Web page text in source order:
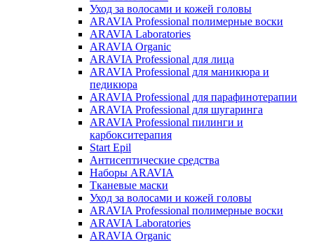
Уход за волосами и кожей головы
ARAVIA Professional полимерные воски
ARAVIA Laboratories
ARAVIA Organic
ARAVIA Professional для лица
ARAVIA Professional для маникюра и
педикюра
ARAVIA Professional для парафинотерапии
ARAVIA Professional для шугаринга
ARAVIA Professional пилинги и
карбокситерапия
Start Epil
Антисептические средства
Наборы ARAVIA
Тканевые маски
Уход за волосами и кожей головы
ARAVIA Professional полимерные воски
ARAVIA Laboratories
ARAVIA Organic